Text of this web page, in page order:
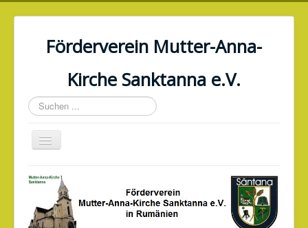
Förderverein Mutter-Anna-
Kirche Sanktanna e.V.
Suchen
...
Navigation
an/aus
Home
Aktuelles
Verein